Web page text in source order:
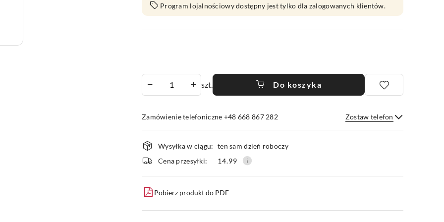
Program lojalnościowy dostępny jest tylko dla zalogowanych klientów.
szt. Do koszyka
Zamówienie telefoniczne +48 668 867 282 Zostaw telefon
Wyślij
Dostępność
i
dostawa
Wysyłka w ciągu: ten sam dzień roboczy
Cena przesyłki:
14.99
Pobierz produkt do PDF